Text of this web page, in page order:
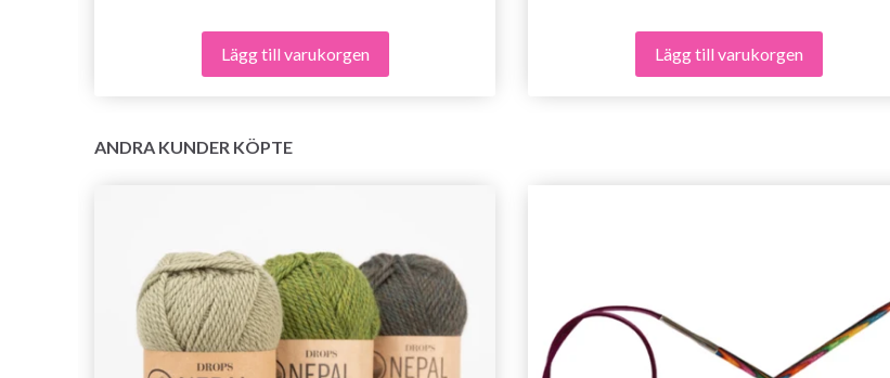
Lägg till varukorgen Lägg till varukorgen
ANDRA KUNDER KÖPTE
Spara upp till 50%!